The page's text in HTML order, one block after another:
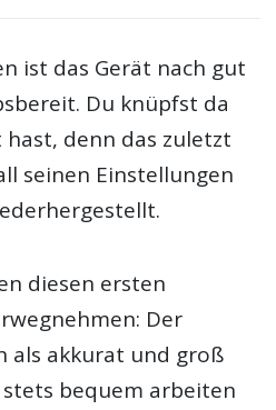
ist das Gerät nach gut
Du knüpfst da
denn das zuletzt
seinen Einstellungen
diesen ersten
Der
als akkurat und groß
bequem arbeiten